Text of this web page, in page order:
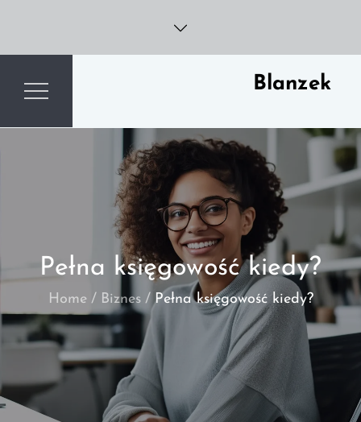
content
Blanzek
Pełna księgowość kiedy?
Home Biznes Pełna księgowość kiedy?